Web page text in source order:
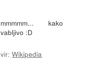
mmmmm... kako
vabljivo :D
vir:Wikipedia